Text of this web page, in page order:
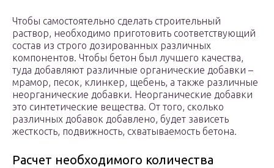
Чтобы самостоятельно сделать строительный
раствор, необходимо приготовить соответствующий
состав из строго дозированных различных
компонентов. Чтобы бетон был лучшего качества,
туда добавляют различные органические добавки –
мрамор, песок, клинкер, щебень, а также различные
неорганические добавки. Неорганические добавки
это синтетические вещества. От того, сколько
различных добавок добавлено, будет зависеть
жесткость, подвижность, схватываемость бетона.
Расчет необходимого количества